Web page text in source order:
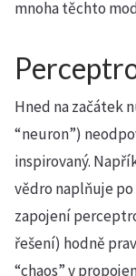
mnoha těchto
Hned na začátek
“neuron”)
inspirovaný.
vědro naplňuje
zapojení
řešení) hodně
“chaos” v